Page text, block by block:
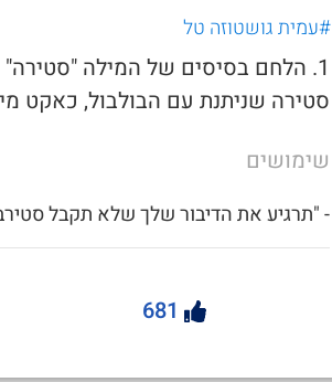
#עמית גושטוזה טל
1. הלחם בסיסים של המילה "סטירה"
סטירה שניתנת עם הבולבול, כאקט
שימושים
- "תרגיע את הדיבור שלך שלא תקבל
681